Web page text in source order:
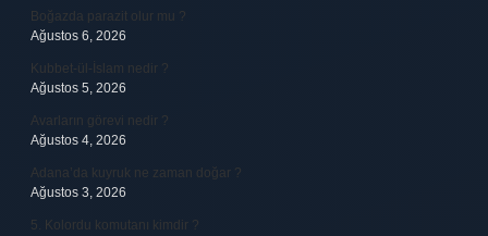
Boğazda parazit olur mu ?
Ağustos 6, 2026
Kubbet-ül-İslam nedir ?
Ağustos 5, 2026
Avarların görevi nedir ?
Ağustos 4, 2026
Adana’da kuyruk ne zaman doğar ?
Ağustos 3, 2026
5. Kolordu komutanı kimdir ?